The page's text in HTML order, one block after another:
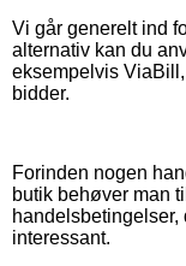
Vi går generelt ind
alternativ kan du
eksempelvis
bidder.
Forinden nogen
butik behøver man
interessant.